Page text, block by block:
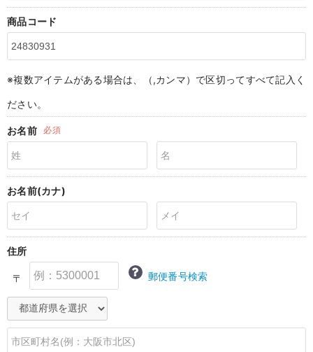
産後 ガードル インナー
マタニティ 腹巻き
Tシャツブラ
ブラトップ
親子セット
快適機能ウェア特集 パジャマ
erbaviva（エルバビーバ）
ハレの日に着るANGELIEBEのセレモニー
買って正解！高評価レビューアイテム
冬に可愛いニットがお得！
親子コーデ｜ママとベビーにおすすめ！
雑貨
ベビー
セットアップ派
フォーマル / オケー
あったかアイテム｜
定番ギフト
もらって嬉しいギフト
かわいくておもしろ
あったか度◎
裏起毛素材
商品コード
※複数アイテムがある場合は、（,カンマ）で区切ってすべて記入く
ださい。
お名前 必須
お名前(カナ)
住所
〒 郵便番号検索